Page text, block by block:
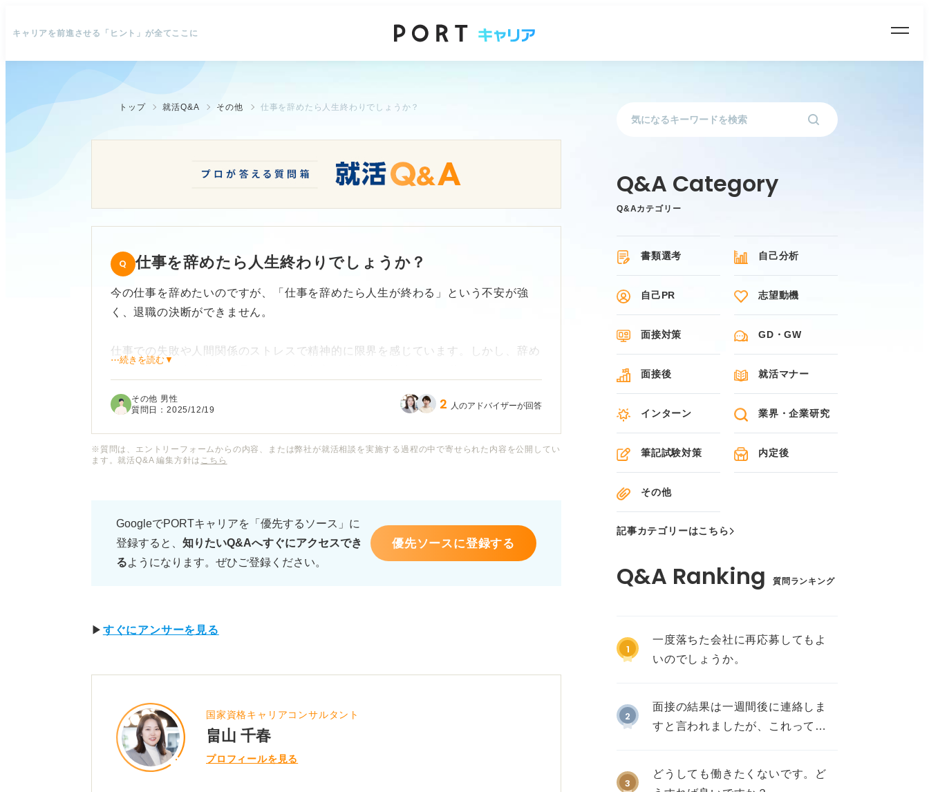
キャリアを前進させる「ヒント」が全てここに
トップ 就活Q&A その他 仕事を辞めたら人生終わりでしょうか？
仕事を辞めたら人生終わりでしょうか？
今の仕事を辞めたいのですが、「仕事を辞めたら人生が終わる」という不安が強
く、退職の決断ができません。
仕事での失敗や人間関係のストレスで精神的に限界を感じています。しかし、辞め
く、このまま人生が行き詰まるのではと焦りを感じています。
キャリアコンサルタントの先生から見て、「仕事を辞めたら人生終わり」という不
安はどのように乗り越えられるのでしょうか？ この不安を抱えたままでも、人生
⋯続きを読む▼
その他 男性
質問日：2025/12/19 2 人のアドバイザーが回答
※質問は、エントリーフォームからの内容、または弊社が就活相談を実施する過程の中で寄せられた内容を公開してい
ます。就活Q&A 編集方針は こちら
GoogleでPORTキャリアを「優先するソース」に
登録すると、 知りたいQ&Aへすぐにアクセスでき
るようになります。ぜひご登録ください。
優先ソースに登録する
▶ すぐにアンサーを見る
国家資格キャリアコンサルタント
畠山 千春
プロフィールを見る
Q&Aカテゴリー
書類選考 自己分析
自己PR 志望動機
面接対策 GD・GW
面接後 就活マナー
インターン 業界・企業研究
筆記試験対策 内定後
その他
記事カテゴリーはこちら
質問ランキング
1
一度落ちた会社に再応募してもよ
いのでしょうか。
2
面接の結果は一週間後に連絡しま
すと言われましたが、これって不
3
どうしても働きたくないです。ど